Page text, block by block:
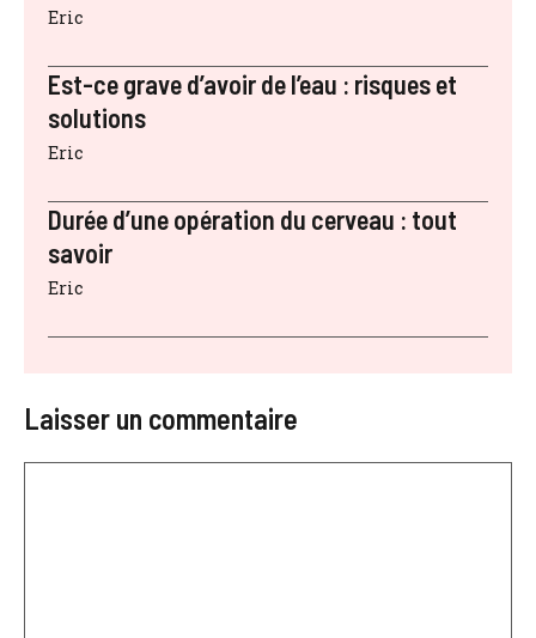
Eric
Est-ce grave d’avoir de l’eau : risques et
solutions
Eric
Durée d’une opération du cerveau : tout
savoir
Eric
Laisser un commentaire